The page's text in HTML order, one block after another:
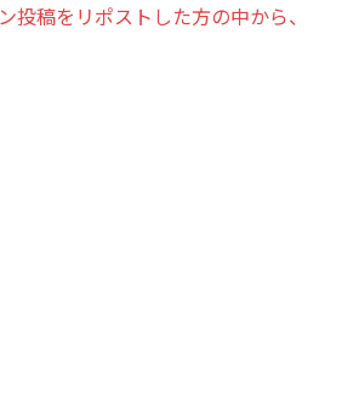
稿をリポストした方の中から、